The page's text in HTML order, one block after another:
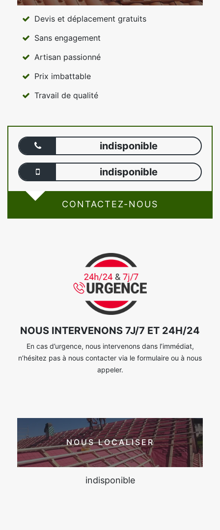
Devis et déplacement gratuits
Sans engagement
Artisan passionné
Prix imbattable
Travail de qualité
indisponible
indisponible
CONTACTEZ-NOUS
NOUS INTERVENONS 7J/7 ET 24H/24
En cas d’urgence, nous intervenons dans l’immédiat,
n’hésitez pas à nous contacter via le formulaire ou à nous
appeler.
NOUS LOCALISER
indisponible